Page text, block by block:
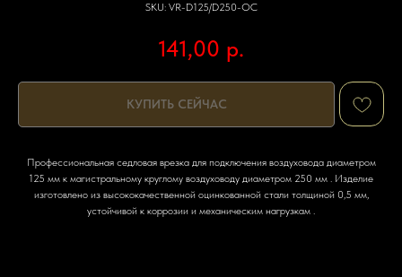
SKU: VR-D125/D250-OC
141,00 р.
КУПИТЬ СЕЙЧАС
Профессиональная седловая врезка для подключения воздуховода диаметром
125 мм к магистральному круглому воздуховоду диаметром 250 мм . Изделие
изготовлено из высококачественной оцинкованной стали толщиной 0,5 мм,
устойчивой к коррозии и механическим нагрузкам .